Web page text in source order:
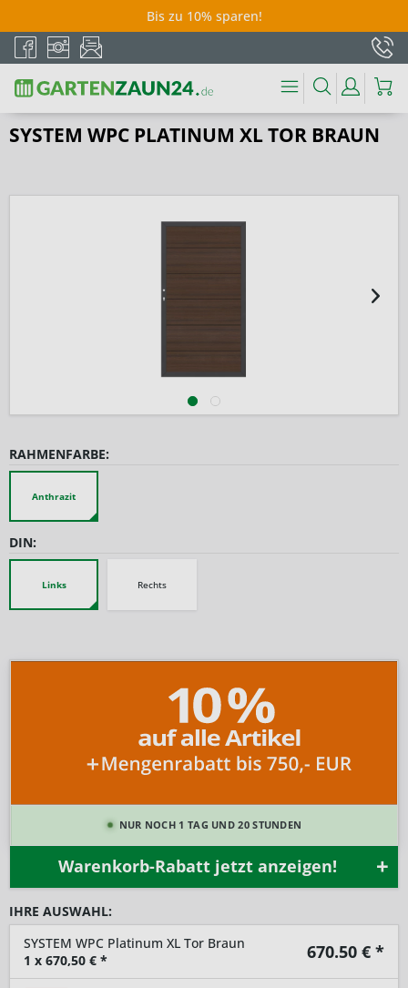
Bis zu 10% sparen!
SYSTEM WPC PLATINUM XL TOR BRAUN
RAHMENFARBE:
Anthrazit
DIN:
Links Rechts
NUR NOCH 1 TAG UND 20 STUNDEN
Warenkorb-Rabatt jetzt anzeigen!
IHRE AUSWAHL:
SYSTEM WPC Platinum XL Tor Braun
1 x 670,50 € * 670.50 € *